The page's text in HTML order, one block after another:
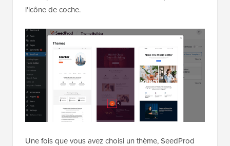
l'icône de coche.
Une fois que vous avez choisi un thème, SeedProd